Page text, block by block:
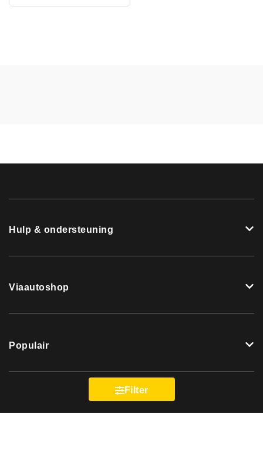
Filter
Hulp & ondersteuning
Viaautoshop
Populair